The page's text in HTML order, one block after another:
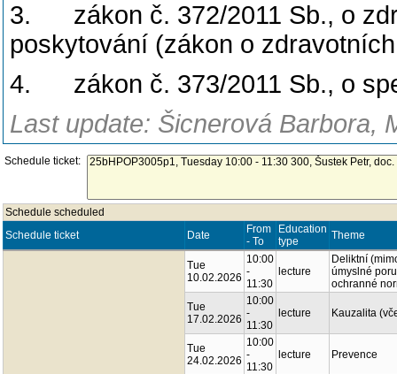
3. zákon č. 372/2011 Sb., o
poskytování (zákon o
4. zákon č. 373/2011 Sb., o
Last update: Šicnerová Barbora,
Schedule ticket:
Schedule scheduled
Schedule ticket
Date
From
- To
Education
type
Theme
Tue
10.02.2026
10:00
-
11:30
lecture
Deliktní
úmyslné
ochranné
Tue
17.02.2026
10:00
-
11:30
lecture Kauzalita
Tue
24.02.2026
10:00
-
11:30
lecture Prevence